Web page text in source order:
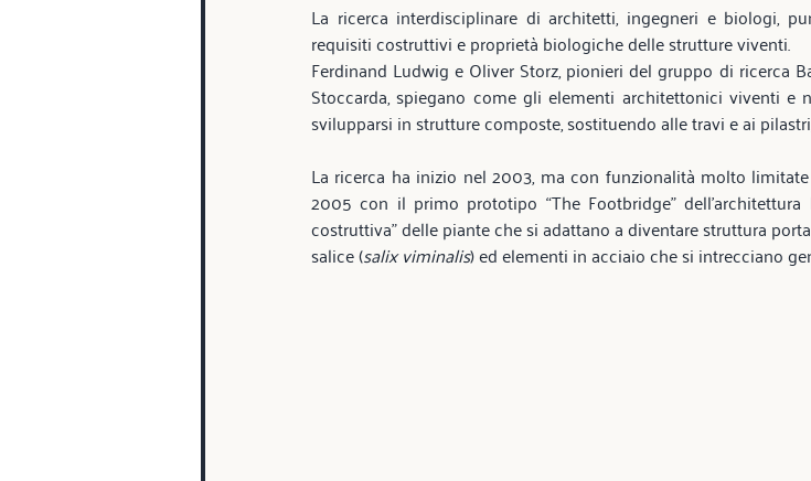
La ricerca interdisciplinare di architetti, ingegneri e biologi,
requisiti costruttivi e proprietà biologiche delle strutture viventi.
Ferdinand Ludwig e Oliver Storz, pionieri del gruppo di ricerca
Stoccarda, spiegano come gli elementi architettonici viventi e
svilupparsi in strutture composte, sostituendo alle travi e ai
La ricerca ha inizio nel 2003, ma con funzionalità molto
2005 con il primo prototipo “The Footbridge”
costruttiva" delle piante che si adattano a diventare struttura
salice (salix viminalis) ed elementi in acciaio che si intrecciano